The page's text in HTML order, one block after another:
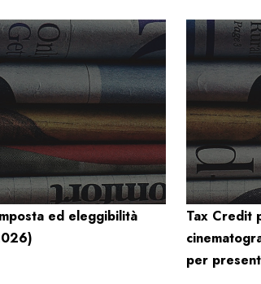
ed eleggibilità
Tax Credit
per